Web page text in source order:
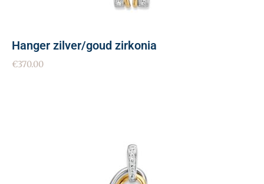
Hanger zilver/goud zirkonia
€370.00